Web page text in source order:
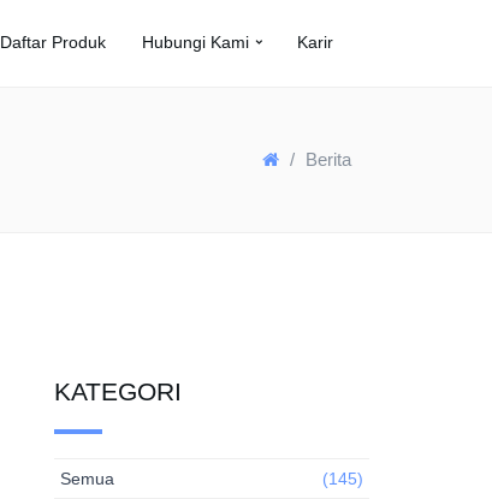
Daftar Produk Hubungi Kami Karir
Berita
KATEGORI
Semua (145)